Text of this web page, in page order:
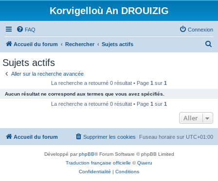
Korvigelloù An DROUIZIG
FAQ Connexion
Accueil du forum Rechercher Sujets actifs
c
e
Sujets actifs
Aller sur la recherche avancée
La recherche a retourné 0 résultat • Page 1 sur 1
Aucun résultat ne correspond aux termes que vous avez spécifiés.
La recherche a retourné 0 résultat • Page 1 sur 1
Aller
Accueil du forum Fuseau horaire sur UTC+01:00
Supprimer les cookies
Développé parphpBB® Forum Software © phpBB Limited
Traduction française officielle ©Qiaeru
Confidentialité | Conditions